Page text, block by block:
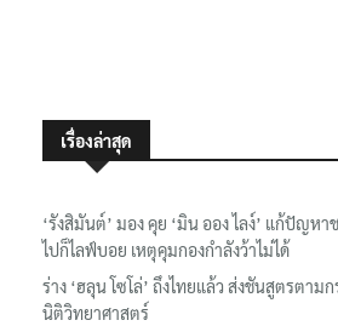
เรื่องล่าสุด
‘รังสิมันต์’ มอง คุย ‘มิน ออง ไลง์’ แก้ปัญห
ไปก็ไลฟ์บอย เหตุคุมกองกำลังว้าไม่ได้
ร่าง ‘ฮลุน โซโล่’ ถึงไทยแล้ว ส่งชันสูตรตาม
นิติวิทยาศาสตร์